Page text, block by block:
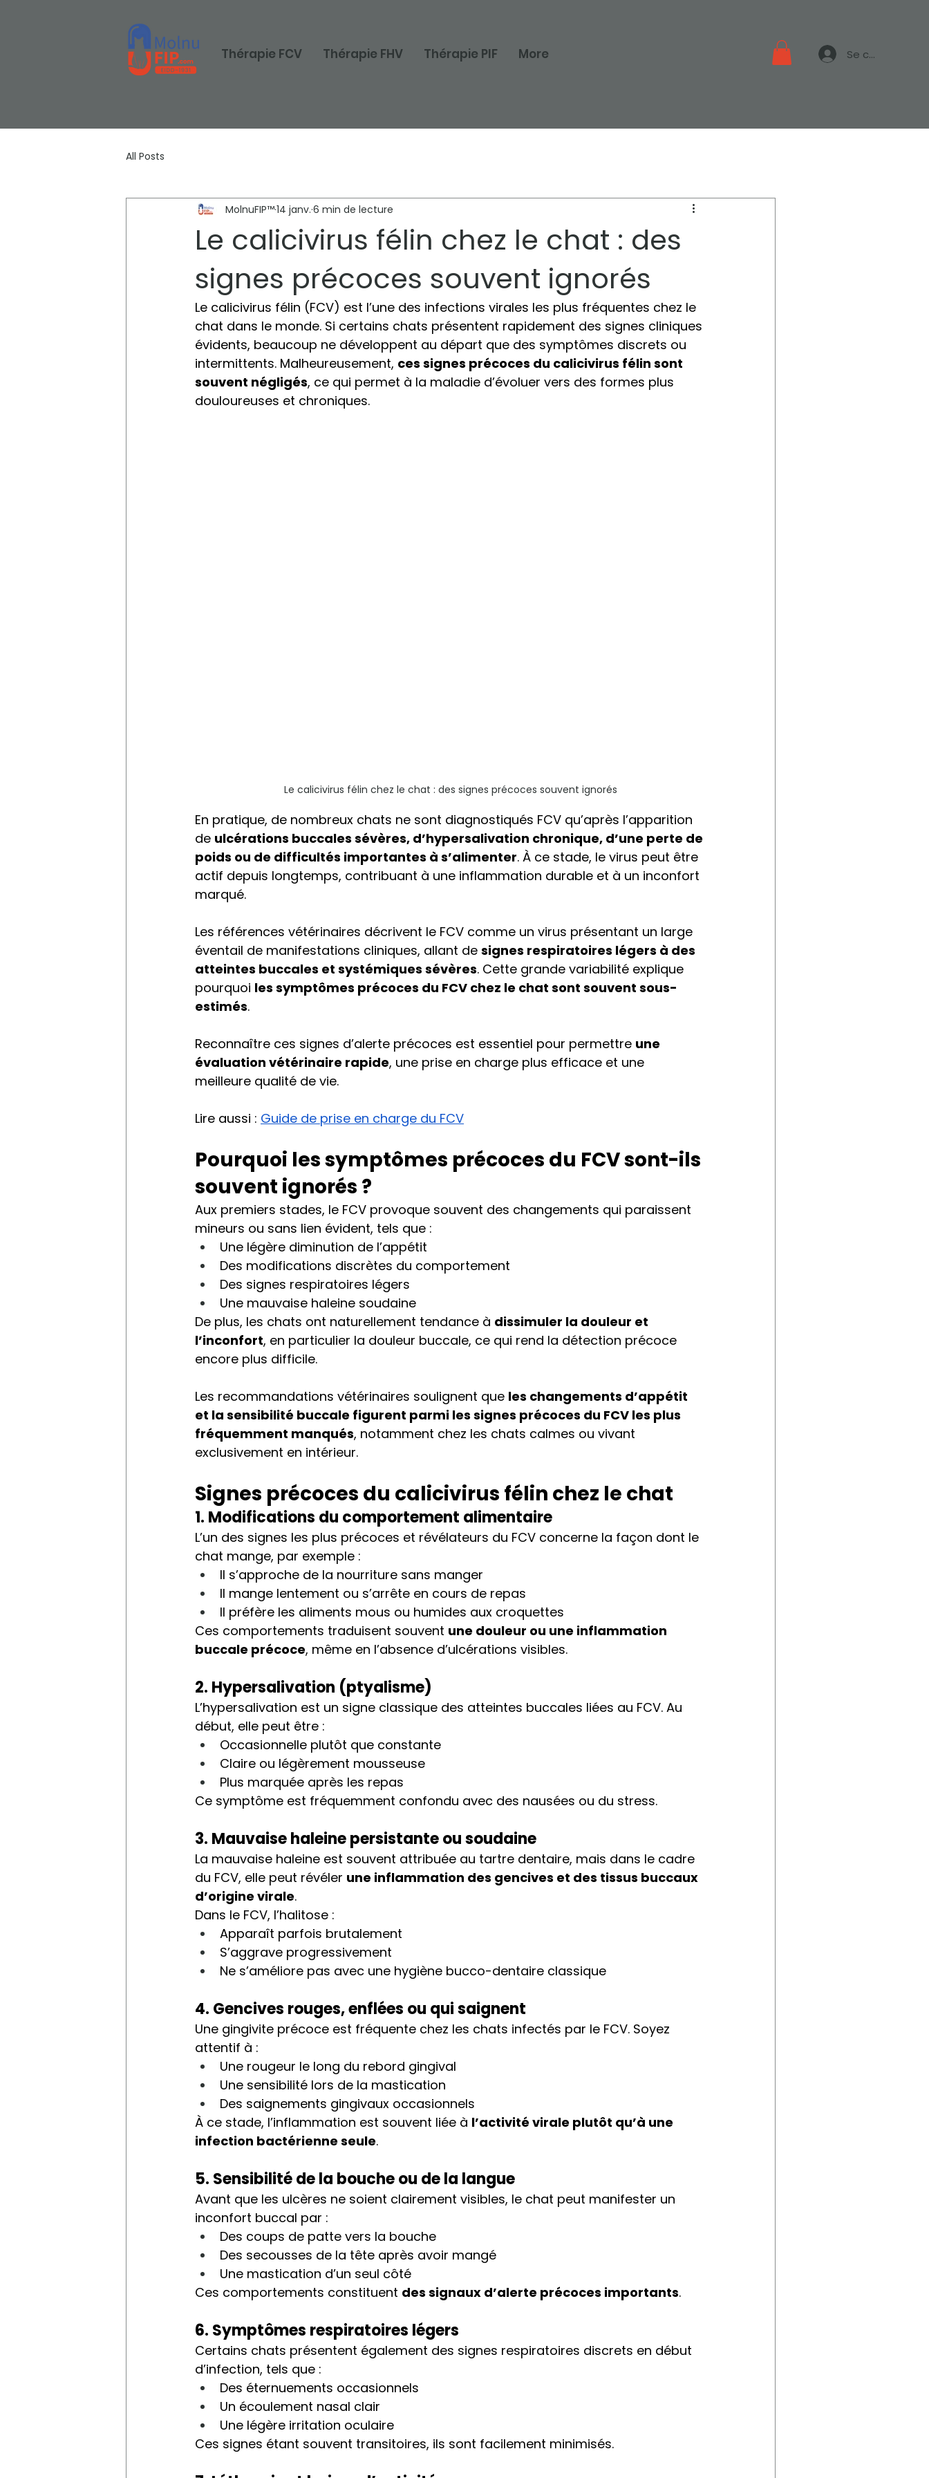
Thérapie FCV Thérapie FHV Thérapie PIF More Se connecter
All Posts
Le calicivirus félin chez le chat : des
signes précoces souvent ignorés
MolnuFIP™14 janv. 6 min de lecture
Le calicivirus félin (FCV) est l’une des infections virales les plus fréquentes chez le
chat dans le monde. Si certains chats présentent rapidement des signes cliniques
évidents, beaucoup ne développent au départ que des symptômes discrets ou
intermittents. Malheureusement, ces signes précoces du calicivirus félin sont
souvent négligés, ce qui permet à la maladie d’évoluer vers des formes plus
douloureuses et chroniques.
Le calicivirus félin chez le chat : des signes précoces souvent ignorés
En pratique, de nombreux chats ne sont diagnostiqués FCV qu’après l’apparition
de ulcérations buccales sévères, d’hypersalivation chronique, d’une perte de
poids ou de difficultés importantes à s’alimenter. À ce stade, le virus peut être
actif depuis longtemps, contribuant à une inflammation durable et à un inconfort
marqué.
Les références vétérinaires décrivent le FCV comme un virus présentant un large
éventail de manifestations cliniques, allant de signes respiratoires légers à des
atteintes buccales et systémiques sévères. Cette grande variabilité explique
pourquoi les symptômes précoces du FCV chez le chat sont souvent sous-
estimés.
Reconnaître ces signes d’alerte précoces est essentiel pour permettre une
évaluation vétérinaire rapide, une prise en charge plus efficace et une
meilleure qualité de vie.
Lire aussi : Guide de prise en charge du FCV
Pourquoi les symptômes précoces du FCV sont-ils
souvent ignorés ?
Aux premiers stades, le FCV provoque souvent des changements qui paraissent
mineurs ou sans lien évident, tels que :
Une légère diminution de l’appétit
Des modifications discrètes du comportement
Des signes respiratoires légers
Une mauvaise haleine soudaine
De plus, les chats ont naturellement tendance à dissimuler la douleur et
l’inconfort, en particulier la douleur buccale, ce qui rend la détection précoce
encore plus difficile.
Les recommandations vétérinaires soulignent que les changements d’appétit
et la sensibilité buccale figurent parmi les signes précoces du FCV les plus
fréquemment manqués, notamment chez les chats calmes ou vivant
exclusivement en intérieur.
Signes précoces du calicivirus félin chez le chat
1. Modifications du comportement alimentaire
L’un des signes les plus précoces et révélateurs du FCV concerne la façon dont le
chat mange, par exemple :
Il s’approche de la nourriture sans manger
Il mange lentement ou s’arrête en cours de repas
Il préfère les aliments mous ou humides aux croquettes
Ces comportements traduisent souvent une douleur ou une inflammation
buccale précoce, même en l’absence d’ulcérations visibles.
2. Hypersalivation (ptyalisme)
L’hypersalivation est un signe classique des atteintes buccales liées au FCV. Au
début, elle peut être :
Occasionnelle plutôt que constante
Claire ou légèrement mousseuse
Plus marquée après les repas
Ce symptôme est fréquemment confondu avec des nausées ou du stress.
3. Mauvaise haleine persistante ou soudaine
La mauvaise haleine est souvent attribuée au tartre dentaire, mais dans le cadre
du FCV, elle peut révéler une inflammation des gencives et des tissus buccaux
d’origine virale.
Dans le FCV, l’halitose :
Apparaît parfois brutalement
S’aggrave progressivement
Ne s’améliore pas avec une hygiène bucco-dentaire classique
4. Gencives rouges, enflées ou qui saignent
Une gingivite précoce est fréquente chez les chats infectés par le FCV. Soyez
attentif à :
Une rougeur le long du rebord gingival
Une sensibilité lors de la mastication
Des saignements gingivaux occasionnels
À ce stade, l’inflammation est souvent liée à l’activité virale plutôt qu’à une
infection bactérienne seule.
5. Sensibilité de la bouche ou de la langue
Avant que les ulcères ne soient clairement visibles, le chat peut manifester un
inconfort buccal par :
Des coups de patte vers la bouche
Des secousses de la tête après avoir mangé
Une mastication d’un seul côté
Ces comportements constituent des signaux d’alerte précoces importants.
6. Symptômes respiratoires légers
Certains chats présentent également des signes respiratoires discrets en début
d’infection, tels que :
Des éternuements occasionnels
Un écoulement nasal clair
Une légère irritation oculaire
Ces signes étant souvent transitoires, ils sont facilement minimisés.